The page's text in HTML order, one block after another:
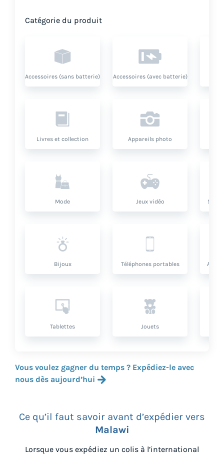
Catégorie du produit
Accessoires (sans batterie) Accessoires (avec batterie)
Livres et collection Appareils photo
Mode Jeux vidéo
Bijoux Téléphones portables
Tablettes Jouets
Vous voulez gagner du temps ? Expédiez-le avec
nous dès aujourd’hui
Ce qu’il faut savoir avant d’expédier vers
Malawi
Lorsque vous expédiez un colis à l’international